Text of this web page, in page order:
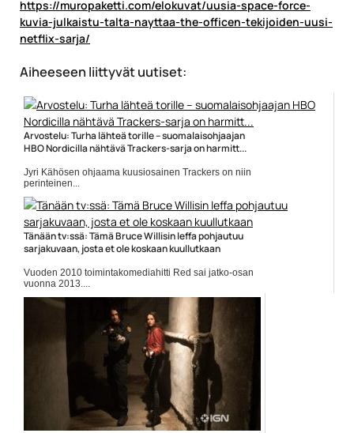
https://muropaketti.com/elokuvat/uusia-space-force-
kuvia-julkaistu-talta-nayttaa-the-officen-tekijoiden-uusi-
netflix-sarja/
Aiheeseen liittyvät uutiset:
Arvostelu: Turha lähteä torille – suomalaisohjaajan
HBO Nordicilla nähtävä Trackers-sarja on harmitt...
Jyri Kähösen ohjaama kuusiosainen Trackers on niin
perinteinen...
Brendon Daniels
Tänään tv:ssä: Tämä Bruce Willisin leffa pohjautuu
sarjakuvaan, josta et ole koskaan kuullutkaan
Vuoden 2010 toimintakomediahitti Red sai jatko-osan
vuonna 2013....
Elokuvauutiset